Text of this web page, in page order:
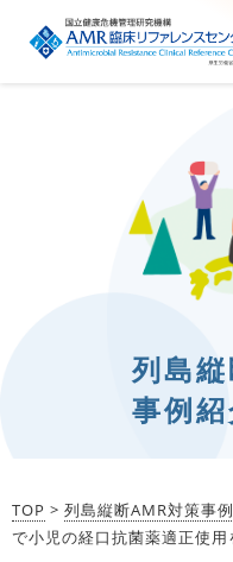
列島
事例
TOP > 列島縦断AMR対策事
で小児の経口抗菌薬適正使用